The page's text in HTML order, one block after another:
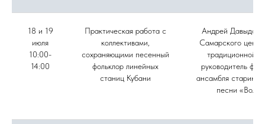
18 и 19
июля
10:00-
14:00
Практическая работа с
коллективами,
сохраняющими песенный
фольклор линейных
станиц Кубани
Андрей Давыдов,
Самарского
традиционной
руководитель
ансамбля
песни